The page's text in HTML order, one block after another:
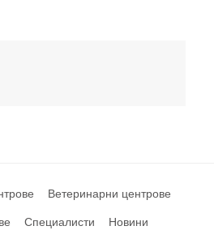
Ветеринарни центрове
Специалисти Новини